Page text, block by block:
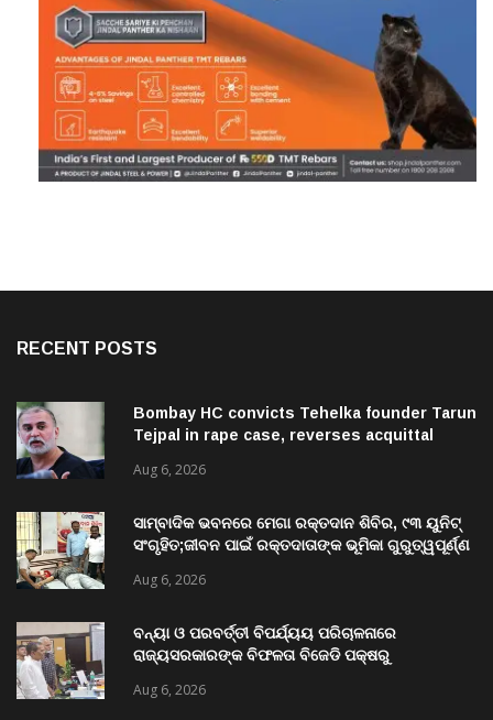
RECENT POSTS
Bombay HC convicts Tehelka founder Tarun
Tejpal in rape case, reverses acquittal
Aug 6, 2026
ସାମ୍ବାଦିକ ଭବନରେ ମେଗା ରକ୍ତଦାନ ଶିବିର, ୯୩ ୟୁନିଟ୍
ସଂଗୃହିତ;ଜୀବନ ପାଇଁ ରକ୍ତଦାତାଙ୍କ ଭୂମିକା ଗୁରୁତ୍ୱପୂର୍ଣ୍ଣ
Aug 6, 2026
ବନ୍ୟା ଓ ପରବର୍ତ୍ତୀ ବିପର୍ଯ୍ୟୟ ପରିଚାଳନାରେ
ରାଜ୍ୟସରକାରଙ୍କ ବିଫଳତା ବିଜେଡି ପକ୍ଷରୁ
Aug 6, 2026